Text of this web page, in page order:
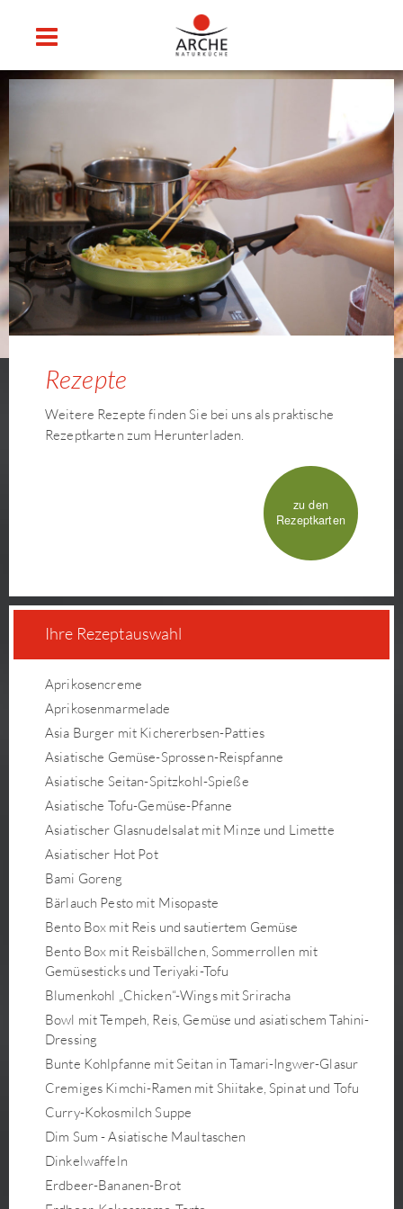
Rezepte
Weitere Rezepte finden Sie bei uns als praktische
Rezeptkarten zum Herunterladen.
zu den
Rezeptkarten
Ihre Rezeptauswahl
Aprikosencreme
Aprikosenmarmelade
Asia Burger mit Kichererbsen-Patties
Asiatische Gemüse-Sprossen-Reispfanne
Asiatische Seitan-Spitzkohl-Spieße
Asiatische Tofu-Gemüse-Pfanne
Asiatischer Glasnudelsalat mit Minze und Limette
Asiatischer Hot Pot
Bami Goreng
Bärlauch Pesto mit Misopaste
Bento Box mit Reis und sautiertem Gemüse
Bento Box mit Reisbällchen, Sommerrollen mit
Gemüsesticks und Teriyaki-Tofu
Blumenkohl „Chicken“-Wings mit Sriracha
Bowl mit Tempeh, Reis, Gemüse und asiatischem Tahini-
Dressing
Bunte Kohlpfanne mit Seitan in Tamari-Ingwer-Glasur
Cremiges Kimchi-Ramen mit Shiitake, Spinat und Tofu
Curry-Kokosmilch Suppe
Dim Sum - Asiatische Maultaschen
Dinkelwaffeln
Erdbeer-Bananen-Brot